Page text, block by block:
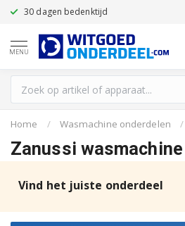
30 dagen bedenktijd
MENU
Home / Wasmachine onderdelen /
Zanussi
Vind het juiste onderdeel